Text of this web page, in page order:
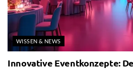
WISSEN & NEWS
Innovative Eventkonzepte: